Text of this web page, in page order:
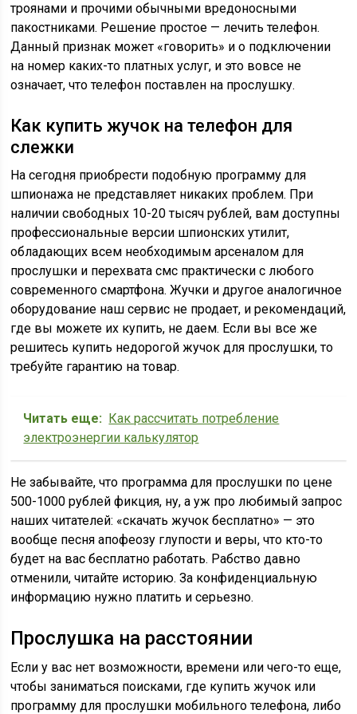
троянами и прочими обычными вредоносными
пакостниками. Решение простое — лечить телефон.
Данный признак может «говорить» и о подключении
на номер каких-то платных услуг, и это вовсе не
означает, что телефон поставлен на прослушку.
Как купить жучок на телефон для
слежки
На сегодня приобрести подобную программу для
шпионажа не представляет никаких проблем. При
наличии свободных 10-20 тысяч рублей, вам доступны
профессиональные версии шпионских утилит,
обладающих всем необходимым арсеналом для
прослушки и перехвата смс практически с любого
современного смартфона. Жучки и другое аналогичное
оборудование наш сервис не продает, и рекомендаций,
где вы можете их купить, не даем. Если вы все же
решитесь купить недорогой жучок для прослушки, то
требуйте гарантию на товар.
Читать еще: Как рассчитать потребление
электроэнергии калькулятор
Не забывайте, что программа для прослушки по цене
500-1000 рублей фикция, ну, а уж про любимый запрос
наших читателей: «скачать жучок бесплатно» — это
вообще песня апофеозу глупости и веры, что кто-то
будет на вас бесплатно работать. Рабство давно
отменили, читайте историю. За конфиденциальную
информацию нужно платить и серьезно.
Прослушка на расстоянии
Если у вас нет возможности, времени или чего-то еще,
чтобы заниматься поисками, где купить жучок или
программу для прослушки мобильного телефона, либо